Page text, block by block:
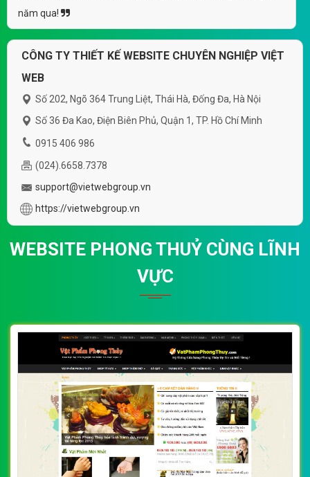
năm qua!
CÔNG TY THIẾT KẾ WEBSITE CHUYÊN NGHIỆP VIỆT
WEB
Số 202, Ngõ 364 Trung Liệt, Thái Hà, Đống Đa, Hà Nội
Số 36 Đa Kao, Điện Biên Phủ, Quận 1, TP. Hồ Chí Minh
0915 406 986
(024).6658.7378
support@vietwebgroup.vn
https://vietwebgroup.vn
WEBSITE PHONG THUỶ CÙNG LĨNH
VỰC